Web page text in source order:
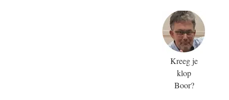
Kreeg je
klop
Boor?